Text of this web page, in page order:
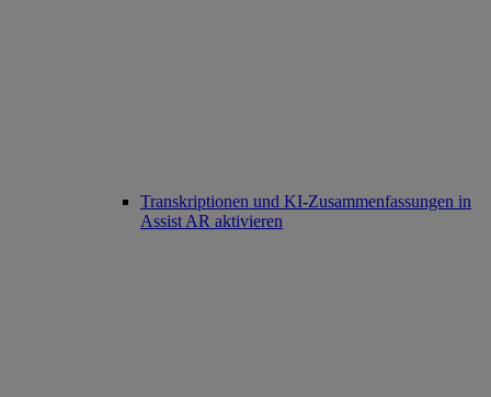
Transkriptionen und KI-Zusammenfassungen in
Assist AR aktivieren